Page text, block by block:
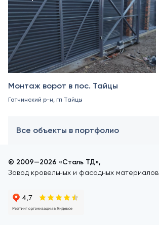
Монтаж ворот в пос. Тайцы
Гатчинский р-н, гп Тайцы
Все объекты в портфолио
© 2009—2026 «Сталь ТД»,
Завод кровельных и фасадных материалов